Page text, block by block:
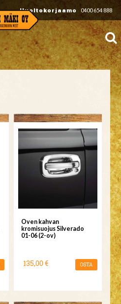
Huoltokorjaamo 0400 654 888
Oven kahvan
kromisuojus Silverado
01-06 (2-ov)
135,00 € OSTA